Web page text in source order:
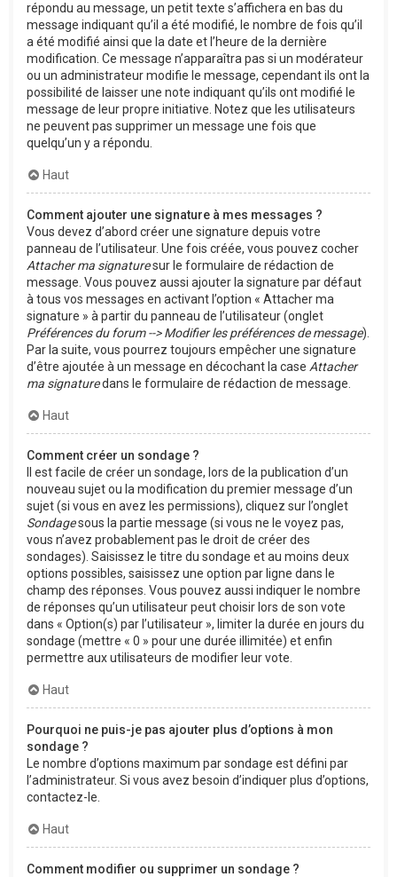
répondu au message, un petit texte s’affichera en bas du
message indiquant qu’il a été modifié, le nombre de fois qu’il
a été modifié ainsi que la date et l’heure de la dernière
modification. Ce message n’apparaîtra pas si un modérateur
ou un administrateur modifie le message, cependant ils ont la
possibilité de laisser une note indiquant qu’ils ont modifié le
message de leur propre initiative. Notez que les utilisateurs
ne peuvent pas supprimer un message une fois que
quelqu’un y a répondu.
Haut
Comment ajouter une signature à mes messages ?
Vous devez d’abord créer une signature depuis votre
panneau de l’utilisateur. Une fois créée, vous pouvez cocher
Attacher ma signaturesur le formulaire de rédaction de
message. Vous pouvez aussi ajouter la signature par défaut
à tous vos messages en activant l’option « Attacher ma
signature » à partir du panneau de l’utilisateur (onglet
Préférences du forum --> Modifier les préférences de message).
Par la suite, vous pourrez toujours empêcher une signature
d’être ajoutée à un message en décochant la case Attacher
ma signaturedans le formulaire de rédaction de message.
Haut
Comment créer un sondage ?
Il est facile de créer un sondage, lors de la publication d’un
nouveau sujet ou la modification du premier message d’un
sujet (si vous en avez les permissions), cliquez sur l’onglet
Sondagesous la partie message (si vous ne le voyez pas,
vous n’avez probablement pas le droit de créer des
sondages). Saisissez le titre du sondage et au moins deux
options possibles, saisissez une option par ligne dans le
champ des réponses. Vous pouvez aussi indiquer le nombre
de réponses qu’un utilisateur peut choisir lors de son vote
dans « Option(s) par l’utilisateur », limiter la durée en jours du
sondage (mettre « 0 » pour une durée illimitée) et enfin
permettre aux utilisateurs de modifier leur vote.
Haut
Pourquoi ne puis-je pas ajouter plus d’options à mon
sondage ?
Le nombre d’options maximum par sondage est défini par
l’administrateur. Si vous avez besoin d’indiquer plus d’options,
contactez-le.
Haut
Comment modifier ou supprimer un sondage ?